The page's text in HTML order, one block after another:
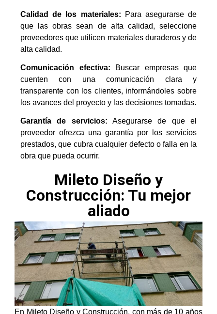
Calidad de los materiales: Para asegurarse de
que las obras sean de alta calidad, seleccione
proveedores que utilicen materiales duraderos y de
alta calidad.
Comunicación efectiva: Buscar empresas que
cuenten con una comunicación clara y
transparente con los clientes, informándoles sobre
los avances del proyecto y las decisiones tomadas.
Garantía de servicios: Asegurarse de que el
proveedor ofrezca una garantía por los servicios
prestados, que cubra cualquier defecto o falla en la
obra que pueda ocurrir.
Mileto Diseño y
Construcción: Tu mejor
aliado
En Mileto Diseño y Construcción, con más de 10 años